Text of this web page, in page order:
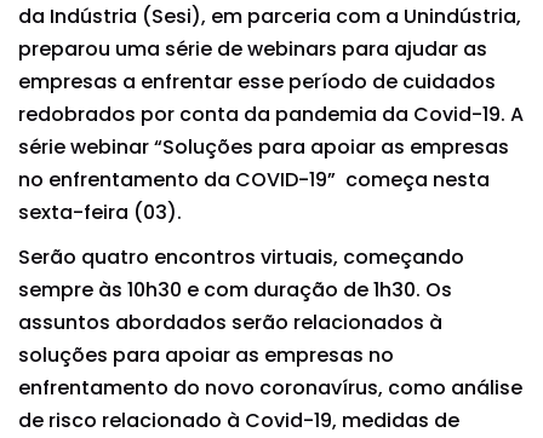
da Indústria (Sesi), em parceria com a Unindústria,
preparou uma série de webinars para ajudar as
empresas a enfrentar esse período de cuidados
redobrados por conta da pandemia da Covid-19. A
série webinar “Soluções para apoiar as empresas
no enfrentamento da COVID-19” começa nesta
sexta-feira (03).
Serão quatro encontros virtuais, começando
sempre às 10h30 e com duração de 1h30. Os
assuntos abordados serão relacionados à
soluções para apoiar as empresas no
enfrentamento do novo coronavírus, como análise
de risco relacionado à Covid-19, medidas de